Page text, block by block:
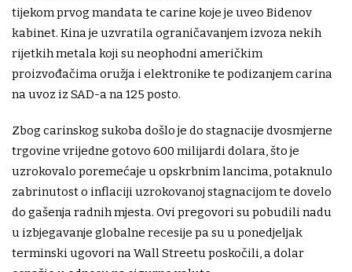
tijekom prvog mandata te carine koje je uveo Bidenov
kabinet. Kina je uzvratila ograničavanjem izvoza nekih
rijetkih metala koji su neophodni američkim
proizvođačima oružja i elektronike te podizanjem carina
na uvoz iz SAD-a na 125 posto.
Zbog carinskog sukoba došlo je do stagnacije dvosmjerne
trgovine vrijedne gotovo 600 milijardi dolara, što je
uzrokovalo poremećaje u opskrbnim lancima, potaknulo
zabrinutost o inflaciji uzrokovanoj stagnacijom te dovelo
do gašenja radnih mjesta. Ovi pregovori su pobudili nadu
u izbjegavanje globalne recesije pa su u ponedjeljak
terminski ugovori na Wall Streetu poskočili, a dolar